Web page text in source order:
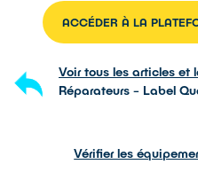
ACCÉDER À LA
Voir tous les articles et
Réparateurs - Label
Vérifier les